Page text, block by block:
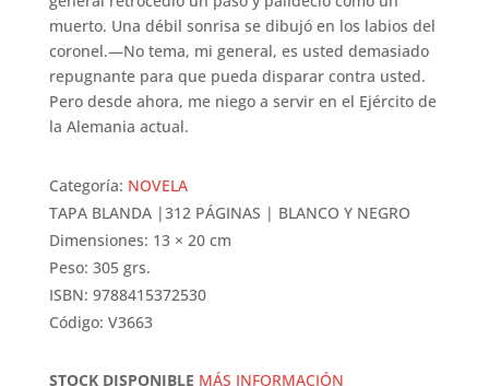
muerto. Una débil sonrisa se dibujó en los labios del
coronel.—No tema, mi general, es usted demasiado
repugnante para que pueda disparar contra usted.
Pero desde ahora, me niego a servir en el Ejército de
la Alemania actual.
Categoría: NOVELA
TAPA BLANDA |312 PÁGINAS | BLANCO Y NEGRO
Dimensiones: 13 × 20 cm
Peso: 305 grs.
ISBN: 9788415372530
Código: V3663
STOCK DISPONIBLE MÁS INFORMACIÓN